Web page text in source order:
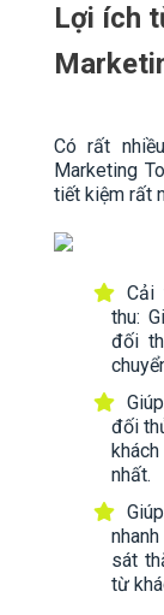
Lợi ích
Có rất
Marketing
tiết kiệm rất
Cải
thu:
đối
đối
nhất.
sát
từ